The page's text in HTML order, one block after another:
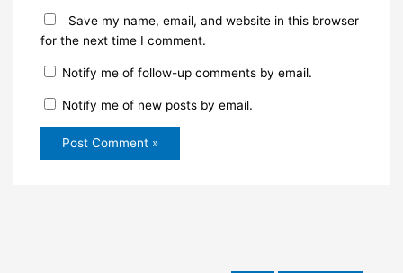
Save my name, email, and website in this browser
for the next time I comment.
Notify me of follow-up comments by email.
Notify me of new posts by email.